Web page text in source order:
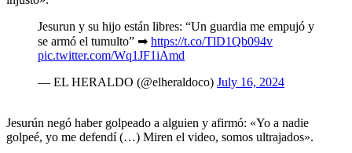
Jesurun y su hijo están libres: “Un guardia me empujó y
se armó el tumulto” ➡ https://t.co/TlD1Qb094v
pic.twitter.com/Wq1JF1iAmd
— EL HERALDO (@elheraldoco) July 16, 2024
Jesurún negó haber golpeado a alguien y afirmó: «Yo a nadie
golpeé, yo me defendí (…) Miren el video, somos ultrajados».